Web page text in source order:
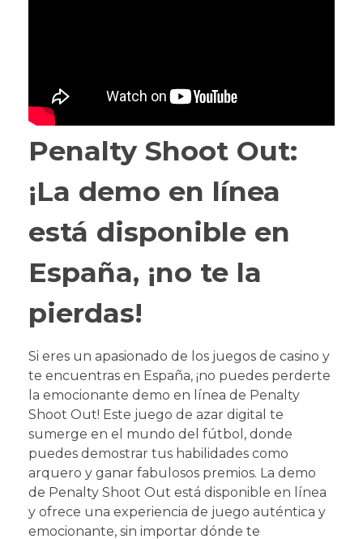
Penalty Shoot Out:
¡La demo en línea
está disponible en
España, ¡no te la
pierdas!
Si eres un apasionado de los juegos de casino y
te encuentras en España, ¡no puedes perderte
la emocionante demo en línea de Penalty
Shoot Out! Este juego de azar digital te
sumerge en el mundo del fútbol, donde
puedes demostrar tus habilidades como
arquero y ganar fabulosos premios. La demo
de Penalty Shoot Out está disponible en línea
y ofrece una experiencia de juego auténtica y
emocionante, sin importar dónde te